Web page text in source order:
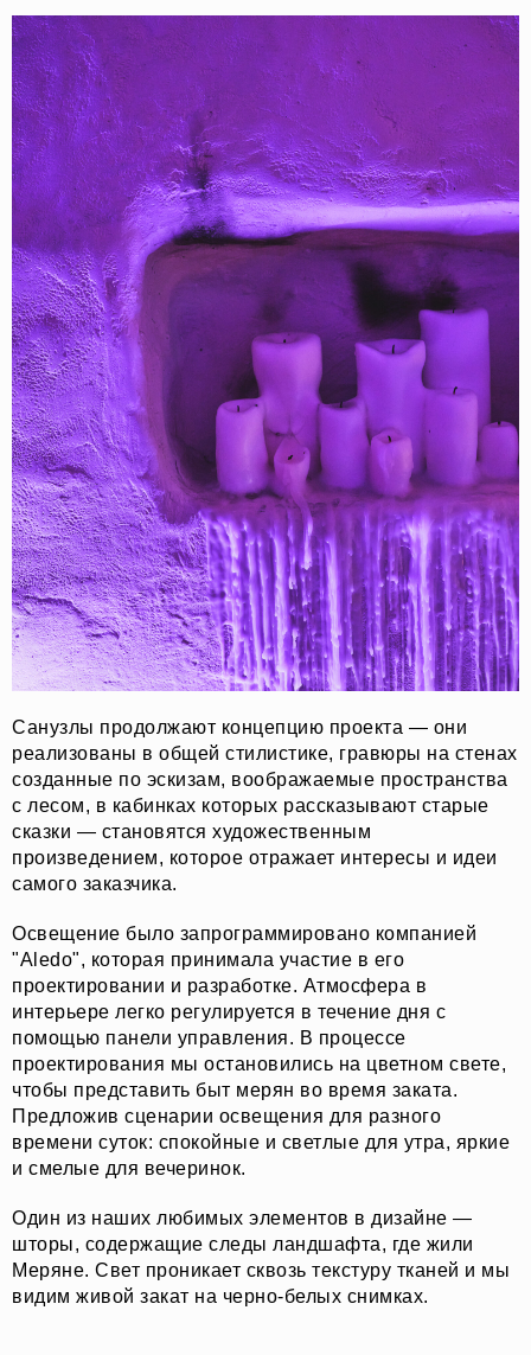
Санузлы продолжают концепцию проекта — они
реализованы в общей стилистике, гравюры на стенах
созданные по эскизам, воображаемые пространства
с лесом, в кабинках которых рассказывают старые
сказки — становятся художественным
произведением, которое отражает интересы и идеи
самого заказчика.
Освещение было запрограммировано компанией
"Aledo", которая принимала участие в его
проектировании и разработке. Атмосфера в
интерьере легко регулируется в течение дня с
помощью панели управления. В процессе
проектирования мы остановились на цветном свете,
чтобы представить быт мерян во время заката.
Предложив сценарии освещения для разного
времени суток: спокойные и светлые для утра, яркие
и смелые для вечеринок.
Один из наших любимых элементов в дизайне —
шторы, содержащие следы ландшафта, где жили
Меряне. Свет проникает сквозь текстуру тканей и мы
видим живой закат на черно-белых снимках.